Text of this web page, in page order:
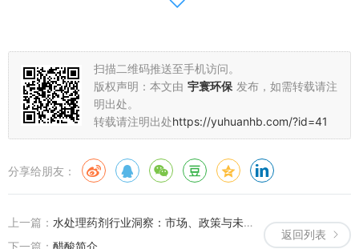
扫描二维码推送至手机访问。
版权声明：本文由 宇寰环保 发布，如需转载请注
明出处。
转载请注明出处https://yuhuanhb.com/?id=41
分享给朋友：
返回列表
上一篇： 水处理药剂行业洞察：市场、政策与未来趋势
下一篇： 醋酸简介